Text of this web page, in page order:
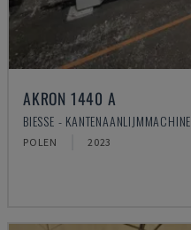
AKRON 1440 A
BIESSE - KANTENAANLIJMMACHINE
POLEN 2023